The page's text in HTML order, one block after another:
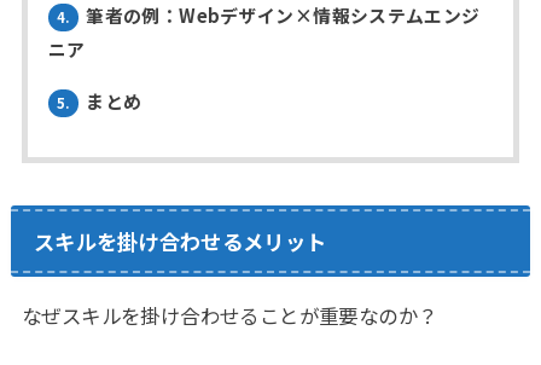
4.
筆者の例：Webデザイン×情報システムエンジ
ニア
5. まとめ
スキルを掛け合わせるメリット
なぜスキルを掛け合わせることが重要なのか？